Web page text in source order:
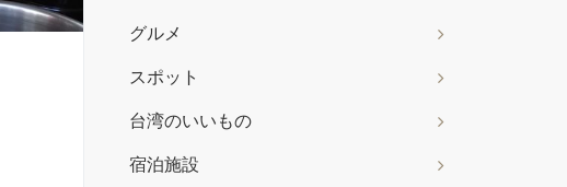
グルメ
スポット
台湾のいいもの
宿泊施設